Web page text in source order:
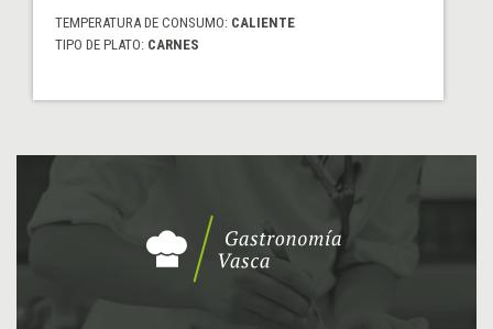
TEMPERATURA DE CONSUMO: CALIENTE
TIPO DE PLATO: CARNES